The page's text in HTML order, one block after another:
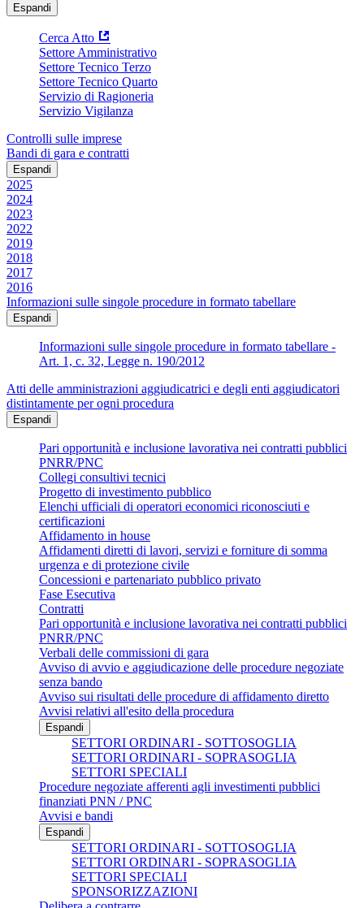
Espandi
Cerca Atto
Settore Amministrativo
Settore Tecnico Terzo
Settore Tecnico Quarto
Servizio di Ragioneria
Servizio Vigilanza
Controlli sulle imprese
Bandi di gara e contratti
Espandi
2025
2024
2023
2022
2019
2018
2017
2016
Informazioni sulle singole procedure in formato tabellare
Espandi
Informazioni sulle singole procedure in formato tabellare -
Art. 1, c. 32, Legge n. 190/2012
Atti delle amministrazioni aggiudicatrici e degli enti aggiudicatori
distintamente per ogni procedura
Espandi
Pari opportunità e inclusione lavorativa nei contratti pubblici
PNRR/PNC
Collegi consultivi tecnici
Progetto di investimento pubblico
Elenchi ufficiali di operatori economici riconosciuti e
certificazioni
Affidamento in house
Affidamenti diretti di lavori, servizi e forniture di somma
urgenza e di protezione civile
Concessioni e partenariato pubblico privato
Fase Esecutiva
Contratti
Pari opportunità e inclusione lavorativa nei contratti pubblici
PNRR/PNC
Verbali delle commissioni di gara
Avviso di avvio e aggiudicazione delle procedure negoziate
senza bando
Avviso sui risultati delle procedure di affidamento diretto
Avvisi relativi all'esito della procedura
Espandi
SETTORI ORDINARI - SOTTOSOGLIA
SETTORI ORDINARI - SOPRASOGLIA
SETTORI SPECIALI
Procedure negoziate afferenti agli investimenti pubblici
finanziati PNN / PNC
Avvisi e bandi
Espandi
SETTORI ORDINARI - SOTTOSOGLIA
SETTORI ORDINARI - SOPRASOGLIA
SETTORI SPECIALI
SPONSORIZZAZIONI